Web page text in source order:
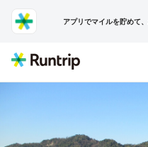
アプリでマイルを貯めて